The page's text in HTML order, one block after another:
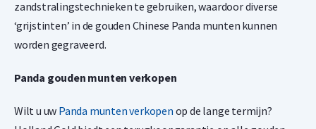
zandstralingstechnieken te gebruiken, waardoor diverse
‘grijstinten’ in de gouden Chinese Panda munten kunnen
worden gegraveerd.
Panda gouden munten verkopen
Wilt u uw Panda munten verkopen op de lange termijn?